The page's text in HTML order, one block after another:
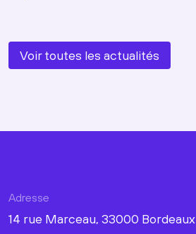
Voir toutes les actualités
Adresse
14 rue Marceau, 33000 Bordeaux